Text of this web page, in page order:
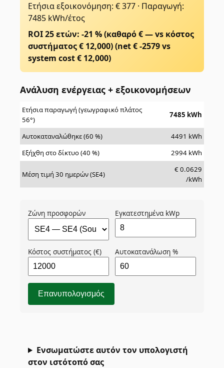
Ετήσια εξοικονόμηση: € 377 · Παραγωγή:
7485 kWh/έτος
ROI 25 ετών: -21 % (καθαρό € — vs κόστος
συστήματος € 12,000)(net €-2579vs
system cost € 12,000)
Ανάλυση ενέργειας + εξοικονομήσεων
Ετήσια παραγωγή (γεωγραφικό πλάτος
56°)
7485 kWh
Αυτοκαταναλώθηκε (60 %) 4491 kWh
Εξήχθη στο δίκτυο (40 %)
2994 kWh
Μέση τιμή 30 ημερών (SE4)
€ 0.0629
/kWh
Ζώνη προσφορών Εγκατεστημένα kWp
Κόστος συστήματος (€) Αυτοκατανάλωση %
Επανυπολογισμός
Ενσωματώστε αυτόν τον υπολογιστή
στον ιστότοπό σας